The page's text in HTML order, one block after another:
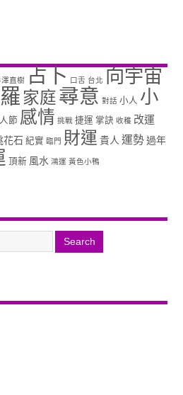
直樹 占卜 口舌 台北 向宇宙
家庭尋意 對話 小人 小
節 感情 挑戰 捷運 掌訣 收穫 改運
花石 紀實 臨門 財運 貴人 運勢過年
頂新 風水 鴻運 黃色小鴨